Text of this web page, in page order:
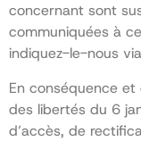
concernant sont
communiquées à
indiquez-le-nous
En conséquence
des libertés du 6
d’accès, de